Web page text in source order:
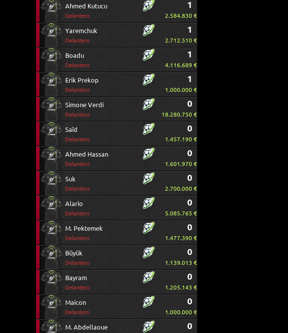
Ahmed Kutucu
Delantero
1
2.584.830 €
Yaremchuk
Delantero
1
2.712.510 €
Boadu
Delantero
1
4.116.689 €
Erik Prekop
Delantero
1
1.000.000 €
Simone Verdi
Delantero
0
18.280.750 €
Saïd
Delantero
0
1.457.190 €
Ahmed Hassan
Delantero
0
1.601.970 €
Suk
Delantero
0
2.700.000 €
Alario
Delantero
0
5.085.765 €
M. Pektemek
Delantero
0
1.477.390 €
Büyük
Delantero
0
1.139.013 €
Bayram
Delantero
0
1.205.143 €
Maicon
Delantero
0
1.000.000 €
M. Abdellaoue 0